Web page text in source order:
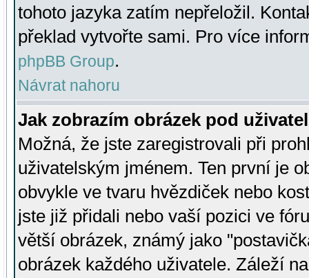
tohoto jazyka zatím nepřeložil.
překlad vytvořte sami. Pro více
phpBB Group.
Návrat nahoru
Jak zobrazím obrázek pod
Možná, že jste zaregistrovali při
uživatelským jménem. Ten první je
obvykle ve tvaru hvězdiček nebo
jste již přidali nebo vaší pozici ve
větší obrázek, známý jako
obrázek každého uživatele. Záleží